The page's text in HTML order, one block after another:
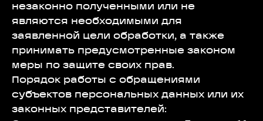
незаконно полученными или не
являются необходимыми для
заявленной цели обработки, а также
принимать предусмотренные законом
меры по защите своих прав.
Порядок работы с обращениями
субъектов персональных данных или их
законных представителей: